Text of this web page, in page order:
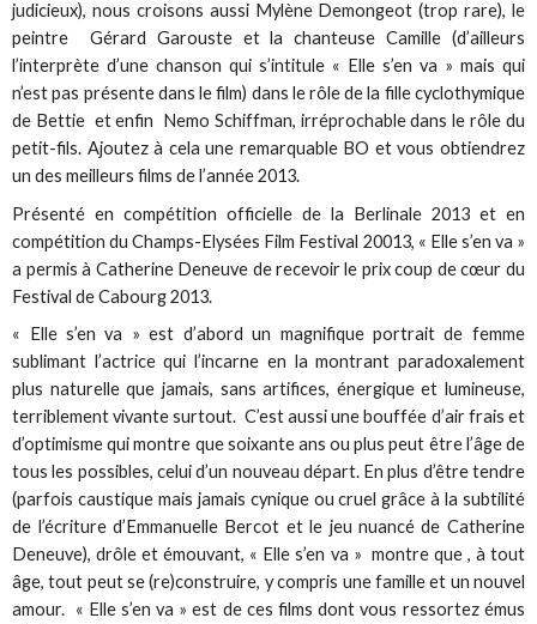
judicieux), nous croisons aussi Mylène Demongeot (trop rare), le
peintre Gérard Garouste et la chanteuse Camille (d’ailleurs
l’interprète d’une chanson qui s’intitule « Elle s’en va » mais qui
n’est pas présente dans le film) dans le rôle de la fille cyclothymique
de Bettie et enfin Nemo Schiffman, irréprochable dans le rôle du
petit-fils. Ajoutez à cela une remarquable BO et vous obtiendrez
un des meilleurs films de l’année 2013.
Présenté en compétition officielle de la Berlinale 2013 et en
compétition du Champs-Elysées Film Festival 20013, « Elle s’en va »
a permis à Catherine Deneuve de recevoir le prix coup de cœur du
Festival de Cabourg 2013.
« Elle s’en va » est d’abord un magnifique portrait de femme
sublimant l’actrice qui l’incarne en la montrant paradoxalement
plus naturelle que jamais, sans artifices, énergique et lumineuse,
terriblement vivante surtout. C’est aussi une bouffée d’air frais et
d’optimisme qui montre que soixante ans ou plus peut être l’âge de
tous les possibles, celui d’un nouveau départ. En plus d’être tendre
(parfois caustique mais jamais cynique ou cruel grâce à la subtilité
de l’écriture d’Emmanuelle Bercot et le jeu nuancé de Catherine
Deneuve), drôle et émouvant, « Elle s’en va » montre que , à tout
âge, tout peut se (re)construire, y compris une famille et un nouvel
amour. « Elle s’en va » est de ces films dont vous ressortez émus